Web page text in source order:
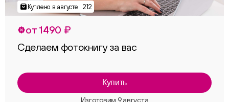
Куплено в августе : 212
от 1490 ₽
Сделаем фотокнигу за вас
Купить